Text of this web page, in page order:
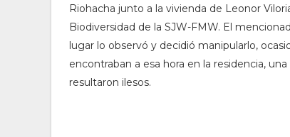
Riohacha junto a la vivienda de Leonor
Biodiversidad de la SJW-FMW. El
lugar lo observó y decidió manipularlo,
encontraban a esa hora en la residencia,
resultaron ilesos.